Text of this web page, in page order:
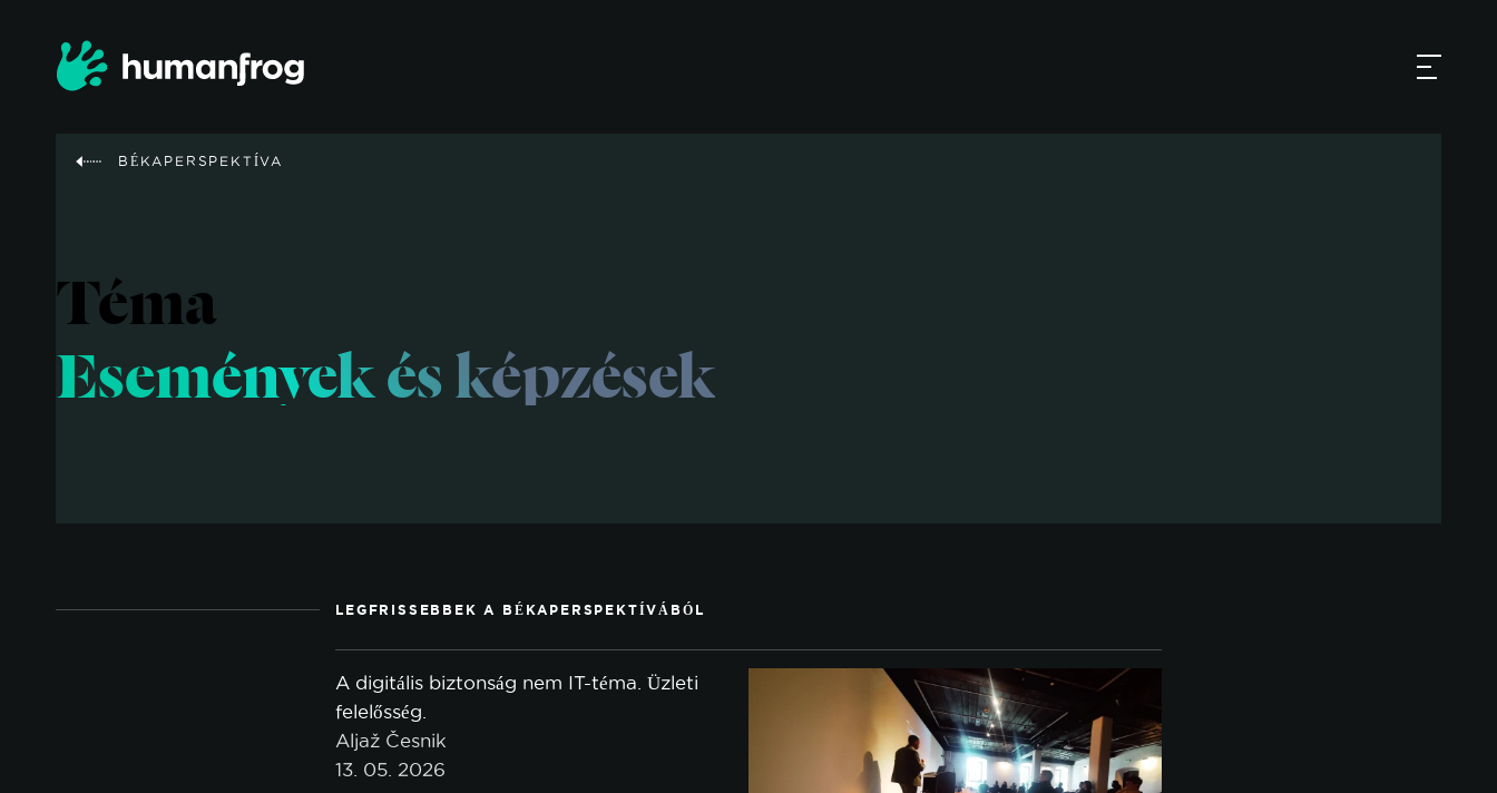
BÉKAPERSPEKTÍVA
Téma
Események és képzések
LEGFRISSEBBEK A BÉKAPERSPEKTÍVÁBÓL
A digitális biztonság nem IT-téma. Üzleti
felelősség.
Aljaž Česnik
13. 05. 2026